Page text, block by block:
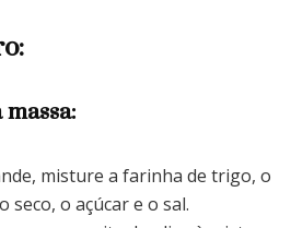
misture a farinha de trigo, o
o açúcar e o sal.